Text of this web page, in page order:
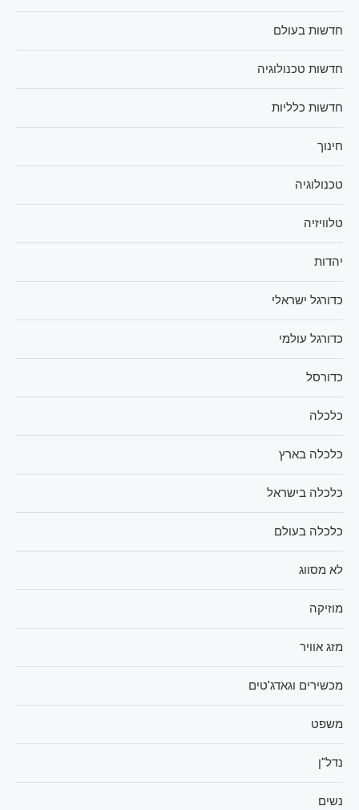
חדשות בעולם
חדשות טכנולוגיה
חדשות כלליות
חינוך
טכנולוגיה
טלוויזיה
יהדות
כדורגל ישראלי
כדורגל עולמי
כדורסל
כלכלה
כלכלה בארץ
כלכלה בישראל
כלכלה בעולם
לא מסווג
מוזיקה
מזג אוויר
מכשירים וגאדג'טים
משפט
נדל"ן
נשים